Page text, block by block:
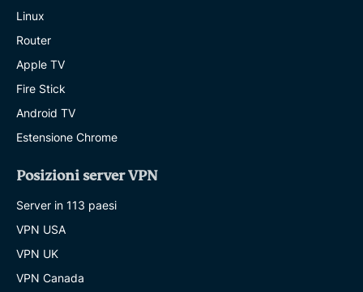
Linux
Router
Apple TV
Fire Stick
Android TV
Estensione Chrome
Posizioni server VPN
Server in 113 paesi
VPN USA
VPN UK
VPN Canada